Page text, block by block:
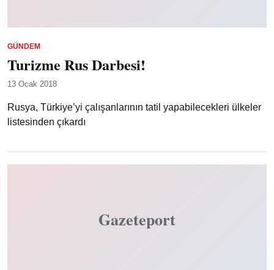
GÜNDEM
Turizme Rus Darbesi!
13 Ocak 2018
Rusya, Türkiye’yi çalışanlarının tatil yapabilecekleri ülkeler
listesinden çıkardı
Gazeteport